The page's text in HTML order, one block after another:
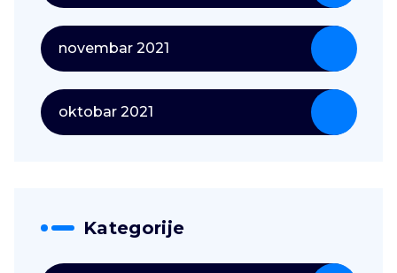
novembar 2021
oktobar 2021
Kategorije